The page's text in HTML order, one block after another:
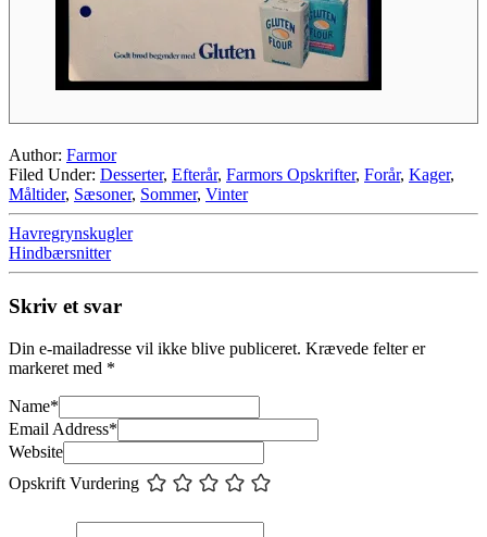
Author: Farmor
Filed Under: Desserter, Efterår, Farmors Opskrifter, Forår, Kager,
Måltider, Sæsoner, Sommer, Vinter
Havregrynskugler
Hindbærsnitter
Skriv et svar
Din e-mailadresse vil ikke blive publiceret. Krævede felter er
markeret med *
Name*
Email Address*
Website
Opskrift Vurdering